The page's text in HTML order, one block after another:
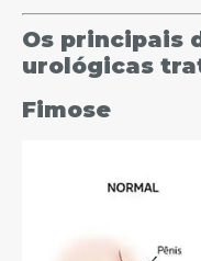
Os principais
urológicas
Fimose